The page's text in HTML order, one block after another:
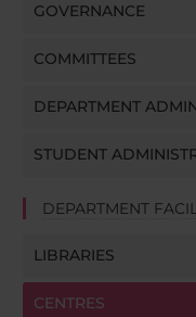
GOVERNANCE
COMMITTEES
DEPARTMENT
STUDENT
DEPARTMENT
LIBRARIES
CENTRES